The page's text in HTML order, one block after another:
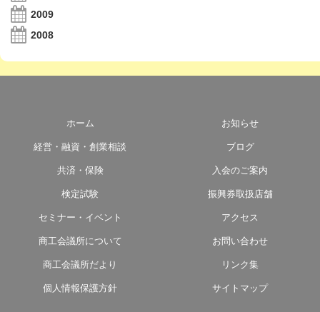
2009
2008
ホーム
経営・融資・創業相談
共済・保険
検定試験
セミナー・イベント
商工会議所について
商工会議所だより
個人情報保護方針
お知らせ
ブログ
入会のご案内
振興券取扱店舗
アクセス
お問い合わせ
リンク集
サイトマップ